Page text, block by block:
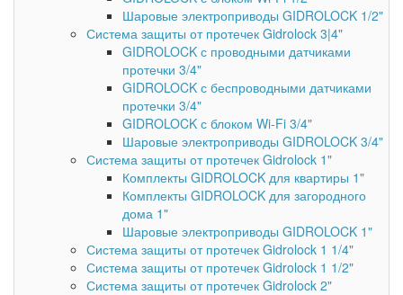
Шаровые электроприводы GIDROLOCK 1/2"
Система защиты от протечек Gidrolock 3|4"
GIDROLOCK с проводными датчиками
протечки 3/4"
GIDROLOCK с беспроводными датчиками
протечки 3/4"
GIDROLOCK с блоком Wi-Fi 3/4"
Шаровые электроприводы GIDROLOCK 3/4"
Система защиты от протечек Gidrolock 1"
Комплекты GIDROLOCK для квартиры 1"
Комплекты GIDROLOCK для загородного
дома 1"
Шаровые электроприводы GIDROLOCK 1"
Система защиты от протечек Gidrolock 1 1/4"
Система защиты от протечек Gidrolock 1 1/2"
Система защиты от протечек Gidrolock 2"